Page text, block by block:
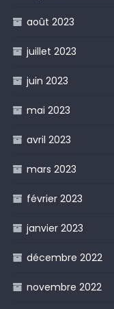
août 2023
juillet 2023
juin 2023
mai 2023
avril 2023
mars 2023
février 2023
janvier 2023
décembre 2022
novembre 2022